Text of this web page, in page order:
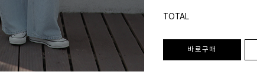
TOTAL
바로구매